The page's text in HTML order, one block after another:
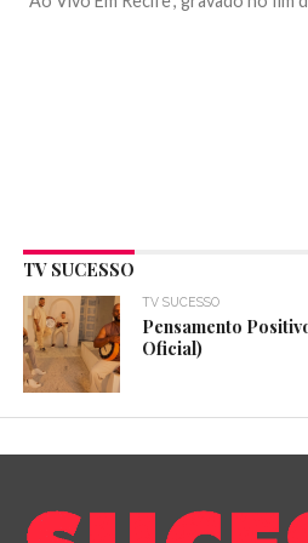
TV SUCESSO
TV SUCESSO
Pensamento
Oficial)